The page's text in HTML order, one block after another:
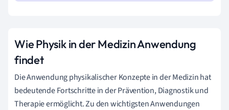
Wie Physik in der Medizin Anwendung
findet
Die Anwendung physikalischer Konzepte in der Medizin hat
bedeutende Fortschritte in der Prävention, Diagnostik und
Therapie ermöglicht. Zu den wichtigsten Anwendungen